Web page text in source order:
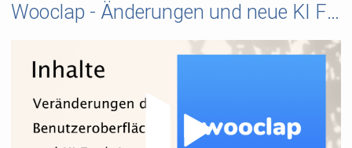
Wooclap - Änderungen und neue KI Features im ARS